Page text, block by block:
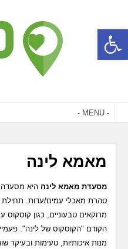
פתח סרגל נגישות
מאמא לינה
מסעדת מאמא לינה היא מסעדה
טהרת מאכלי עמים/עדות.
מרוקאים טבעוניים, כגון
הקודם "הקוסקוס של לינה".
מנות איכותיות, טעימות ובעיקר